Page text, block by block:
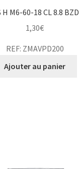
H M6-60-18 CL 8.8 BZD
1,30€
REF: ZMAVPD200
Ajouter au panier